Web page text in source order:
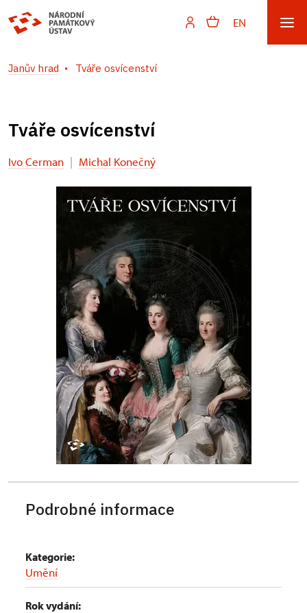
EN
Janův hrad Tváře osvícenství
Tváře osvícenství
Ivo Cerman | Michal Konečný
Podrobné informace
Kategorie:
Umění
Rok vydání: